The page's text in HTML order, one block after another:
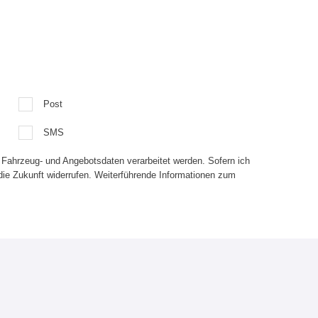
Post
SMS
und Angebotsdaten verarbeitet werden. Sofern ich
Zukunft widerrufen. Weiterführende Informationen zum